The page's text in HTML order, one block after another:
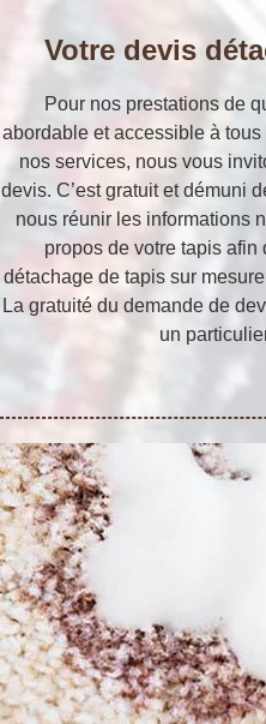
Votre devis
Pour nos prestations de
abordable et accessible à
nos services, nous vous
devis. C’est gratuit et démuni
nous réunir les informations
propos de votre tapis
détachage de tapis sur
La gratuité du demande de
un